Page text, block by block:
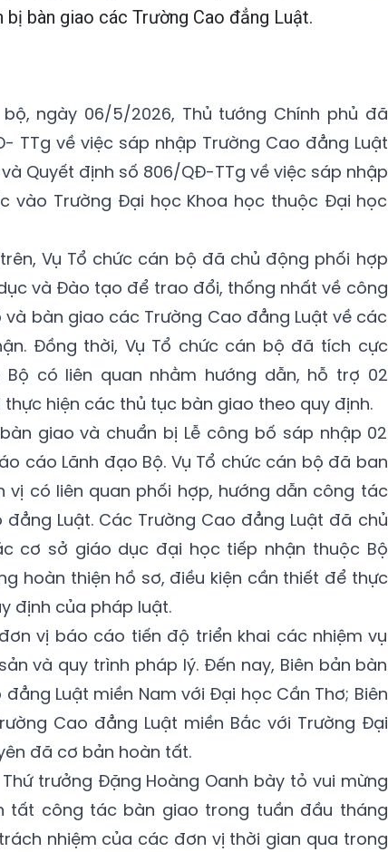
bàn giao các Trường Cao đẳng Luật.
ngày 06/5/2026, Thủ tướng Chính phủ đã
TTg về việc sáp nhập Trường Cao đẳng Luật
Quyết định số 806/QĐ-TTg về việc sáp nhập
vào Trường Đại học Khoa học thuộc Đại học
Vụ Tổ chức cán bộ đã chủ động phối hợp
và Đào tạo để trao đổi, thống nhất về công
bàn giao các Trường Cao đẳng Luật về các
Đồng thời, Vụ Tổ chức cán bộ đã tích cực
có liên quan nhằm hướng dẫn, hỗ trợ 02
hiện các thủ tục bàn giao theo quy định.
giao và chuẩn bị Lễ công bố sáp nhập 02
cáo Lãnh đạo Bộ. Vụ Tổ chức cán bộ đã ban
có liên quan phối hợp, hướng dẫn công tác
Luật. Các Trường Cao đẳng Luật đã chủ
cơ sở giáo dục đại học tiếp nhận thuộc Bộ
hoàn thiện hồ sơ, điều kiện cần thiết để thực
định của pháp luật.
vị báo cáo tiến độ triển khai các nhiệm vụ
và quy trình pháp lý. Đến nay, Biên bản bàn
Luật miền Nam với Đại học Cần Thơ; Biên
Cao đẳng Luật miền Bắc với Trường Đại
đã cơ bản hoàn tất.
trưởng Đặng Hoàng Oanh bày tỏ vui mừng
tất công tác bàn giao trong tuần đầu tháng
nhiệm của các đơn vị thời gian qua trong